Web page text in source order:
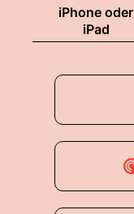
iPhone oder
iPad